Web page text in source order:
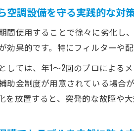
空調設備を守る実践的な対
間使用することで徐々に劣化し
効果的です。特にフィルターや
しては、年1～2回のプロによる
助金制度が用意されている場合
を放置すると、突発的な故障や